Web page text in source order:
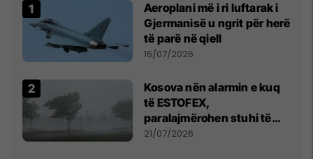
Aeroplani më i ri luftarak i
Gjermanisë u ngrit për herë
të parë në qiell
16/07/2026
Kosova nën alarmin e kuq
të ESTOFEX,
paralajmërohen stuhi të
fuqishme me breshër dhe
21/07/2026